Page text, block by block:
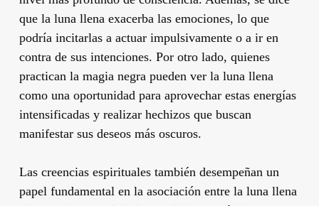
que la luna llena exacerba las emociones, lo que
podría incitarlas a actuar impulsivamente o a ir en
contra de sus intenciones. Por otro lado, quienes
practican la magia negra pueden ver la luna llena
como una oportunidad para aprovechar estas energías
intensificadas y realizar hechizos que buscan
manifestar sus deseos más oscuros.
Las creencias espirituales también desempeñan un
papel fundamental en la asociación entre la luna llena